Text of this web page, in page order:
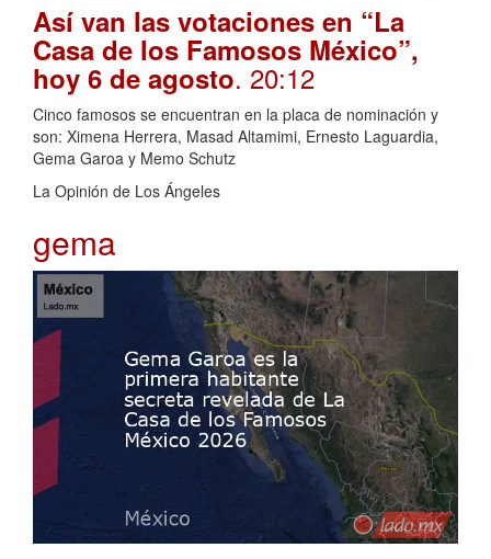
Así van las votaciones en “La
Casa de los Famosos México”,
hoy 6 de agosto. 20:12
Cinco famosos se encuentran en la placa de nominación y
son: Ximena Herrera, Masad Altamimi, Ernesto Laguardia,
Gema Garoa y Memo Schutz
La Opinión de Los Ángeles
gema